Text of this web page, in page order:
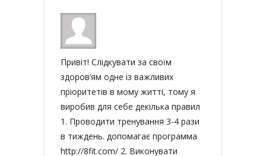
Привіт! Слідкувати за своїм
здоров’ям одне із важливих
пріоритетів в мому житті, тому я
виробив для себе декілька правил
1. Проводити тренування 3-4 рази
в тиждень. допомагає программа
http://8fit.com/ 2. Виконувати